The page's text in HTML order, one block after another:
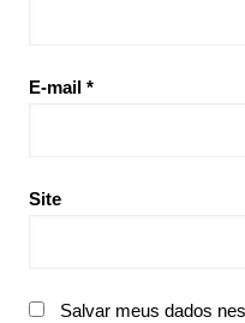
E-mail *
Site
Salvar meus dados